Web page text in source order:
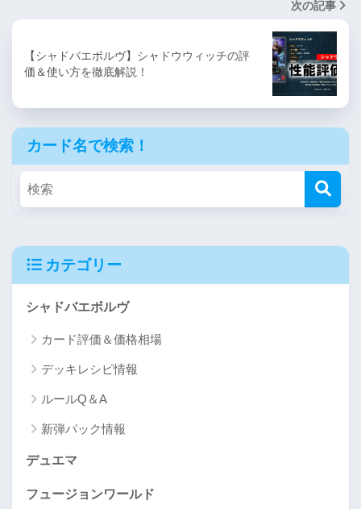
次の記事
【シャドバエボルヴ】シャドウウィッチの評
価＆使い方を徹底解説！
カード名で検索！
カテゴリー
シャドバエボルヴ
カード評価＆価格相場
デッキレシピ情報
ルールQ＆A
新弾パック情報
デュエマ
フュージョンワールド